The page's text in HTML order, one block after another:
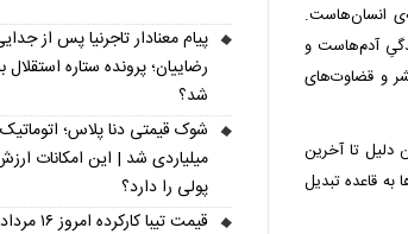
انسان‌هاست.
آدم‌هاست و
و قضاوت‌های
دلیل تا آخرین
به قاعده تبدیل
پیام معنادار تاجرنیا پس از
رضاییان؛ پرونده ستاره استقلال
شد؟
میلیاردی شد | این امکانات
پولی را دارد؟